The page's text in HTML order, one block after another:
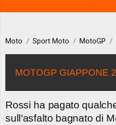
Moto Sport Moto MotoGP
MOTOGP GIAPPONE
Rossi ha pagato
sull'asfalto bagnato di